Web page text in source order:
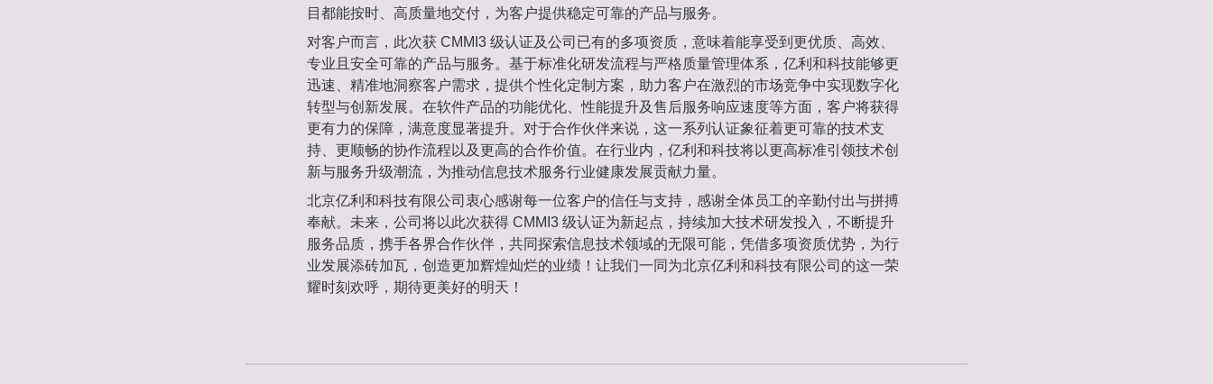
目都能按时、高质量地交付，为客户提供稳定可靠的产品与服务。
对客户而言，此次获 CMMI3 级认证及公司已有的多项资质，意味着能享受到更优质、高效、
专业且安全可靠的产品与服务。基于标准化研发流程与严格质量管理体系，亿利和科技能够更
迅速、精准地洞察客户需求，提供个性化定制方案，助力客户在激烈的市场竞争中实现数字化
转型与创新发展。在软件产品的功能优化、性能提升及售后服务响应速度等方面，客户将获得
更有力的保障，满意度显著提升。对于合作伙伴来说，这一系列认证象征着更可靠的技术支
持、更顺畅的协作流程以及更高的合作价值。在行业内，亿利和科技将以更高标准引领技术创
新与服务升级潮流，为推动信息技术服务行业健康发展贡献力量。
北京亿利和科技有限公司衷心感谢每一位客户的信任与支持，感谢全体员工的辛勤付出与拼搏
奉献。未来，公司将以此次获得 CMMI3 级认证为新起点，持续加大技术研发投入，不断提升
服务品质，携手各界合作伙伴，共同探索信息技术领域的无限可能，凭借多项资质优势，为行
业发展添砖加瓦，创造更加辉煌灿烂的业绩！让我们一同为北京亿利和科技有限公司的这一荣
耀时刻欢呼，期待更美好的明天！